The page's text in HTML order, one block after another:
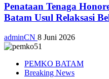
Penataan Tenaga
Batam Usul Relaksasi
adminCN 8 Juni 2026
PEMKO BATAM
Breaking News